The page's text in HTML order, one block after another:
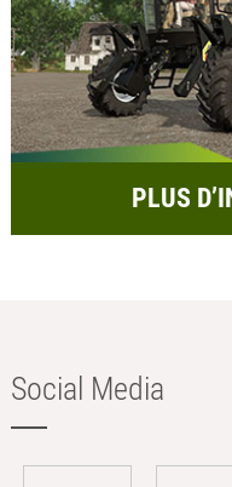
PLUS
Social Media